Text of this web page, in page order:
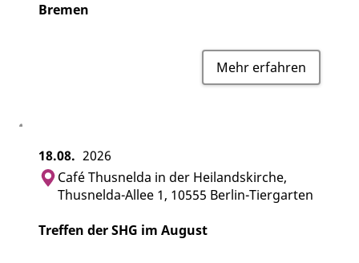
Bremen
Mehr erfahren
18.08. 2026
Treffen der SHG im August
Café Thusnelda in der Heilandskirche,
Thusnelda-Allee 1, 10555 Berlin-Tiergarten